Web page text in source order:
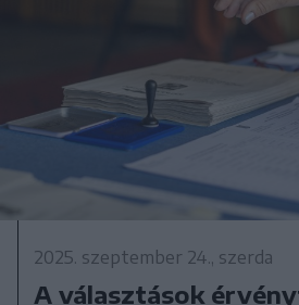
2025. szeptember 24., szerda
A választások